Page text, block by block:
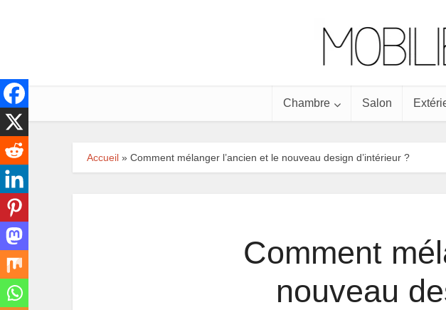
Chambre Salon
Accueil » Comment mélanger l’ancien et le nouveau design d’intérieur ?
Comment
nouveau